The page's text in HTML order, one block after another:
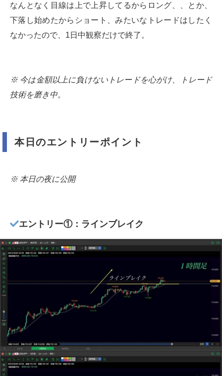
なんとなく目線は上で上昇してるからロング、、とか、
下落し始めたからショート、みたいなトレードはしたく
なかったので、1日中観察だけで終了。
※ 今は金額以上に負けないトレードを心がけ、トレード
技術を磨き中。
本日のエントリーポイント
※ 本日の夜に公開
エントリー①：ラインブレイク